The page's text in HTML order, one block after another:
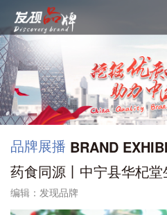
品牌展播 BRAND
药食同源丨中宁县华杞
编辑：发现品牌